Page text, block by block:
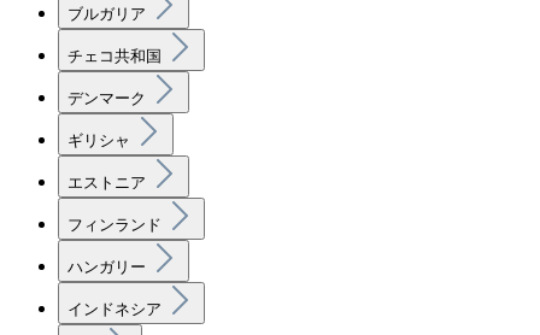
ブルガリア
チェコ共和国
デンマーク
ギリシャ
エストニア
フィンランド
ハンガリー
インドネシア